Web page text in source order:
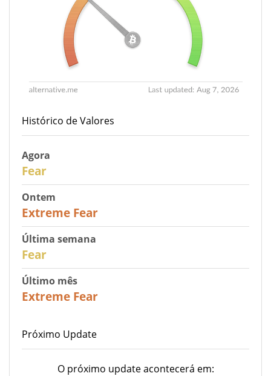
Histórico de Valores
Agora
Fear
Ontem
Extreme Fear
Última semana
Fear
Último mês
Extreme Fear
Próximo Update
O próximo update acontecerá em: